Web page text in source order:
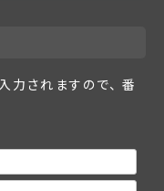
されますので、 番